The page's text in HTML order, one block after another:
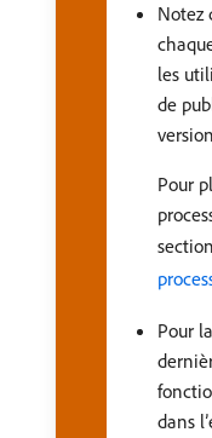
Notez
les
de
Pour
section
Pour
dans